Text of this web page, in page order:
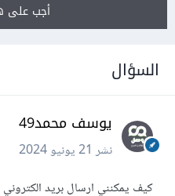
أجب على
السؤال
يوسف محمد49
نشر21 يونيو 2024
كيف يمكنني ارسال بريد